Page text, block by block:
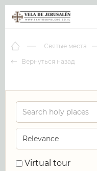
Виртуальные туры
Вернуться назад
Святые места
Virtual tour